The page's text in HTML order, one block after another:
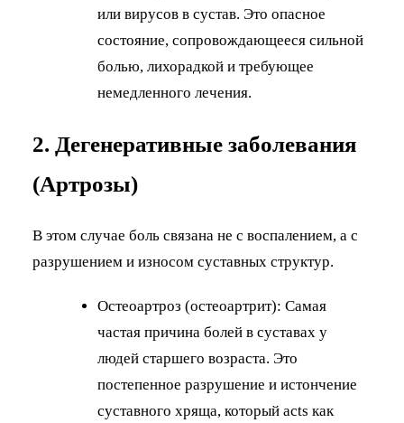
или вирусов в сустав. Это опасное
состояние, сопровождающееся сильной
болью, лихорадкой и требующее
немедленного лечения.
2. Дегенеративные заболевания
(Артрозы)
В этом случае боль связана не с воспалением, а с
разрушением и износом суставных структур.
Остеоартроз (остеоартрит): Самая
частая причина болей в суставах у
людей старшего возраста. Это
постепенное разрушение и истончение
суставного хряща, который acts как